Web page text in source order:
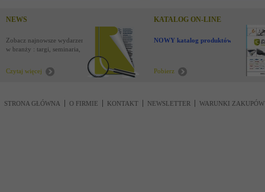
NEWS
Zobacz najnowsze wydarzenia
w branży : targi, seminaria,
Czytaj więcej
KATALOG ON-LINE
NOWY katalog produktów !
Pobierz
STRONA GŁÓWNA O FIRMIE KONTAKT NEWSLETTER WARUNKI ZAKUPÓW